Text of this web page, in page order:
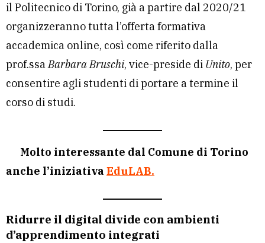
il Politecnico di Torino, già a partire dal 2020/21
organizzeranno tutta l’offerta formativa
accademica online, così come riferito dalla
prof.ssaBarbara Bruschi, vice-preside di Unito, per
consentire agli studenti di portare a termine il
corso di studi.
Molto interessante dal Comune di Torino
anche l’iniziativa EduLAB.
Ridurre il digital divide con ambienti
d’apprendimento integrati